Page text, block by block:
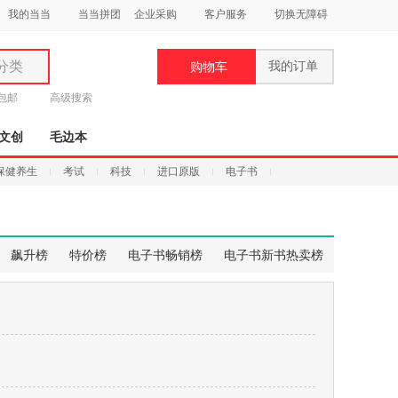
我的当当 当当拼团 企业采购 客户服务 切换无障碍
类
邮 高级搜索
购物车 我的订单
创 毛边本
健养生 考试 科技 进口原版 电子书
飙升榜 特价榜 电子书畅销榜 电子书新书热卖榜